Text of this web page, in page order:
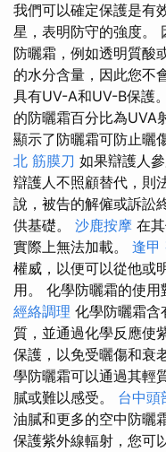
我們可以確定保護是有
星，表明防守的強度。
防曬霜，例如透明質酸
的水分含量，因此您不
具有UV-A和UV-B保護
的防曬霜百分比為UVA
顯示了防曬霜可防止曬
北 筋膜刀 如果辯護人
辯護人不照顧替代，則
說，被告的解僱或訴訟
供基礎。 沙鹿按摩 在
實際上無法加載。 逢甲
權威，以便可以從他或
用。 化學防曬霜的使用
經絡調理 化學防曬霜含
質，並通過化學反應使
保護，以免受曬傷和衰
學防曬霜可以通過其輕
膩或難以感受。 台中頭
油膩和更多的空中防曬
保護紫外線輻射，您可